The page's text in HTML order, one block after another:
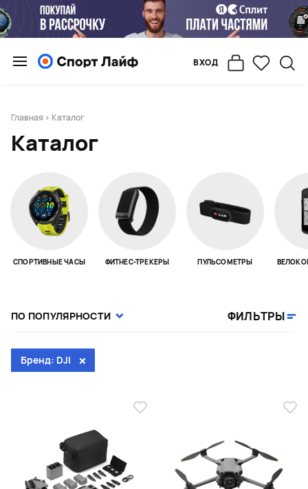
ВХОД
Главная > Каталог
Каталог
СПОРТИВНЫЕ ЧАСЫ ФИТНЕС-ТРЕКЕРЫ ПУЛЬСОМЕТРЫ
ПО ПОПУЛЯРНОСТИ ФИЛЬТРЫ
Бренд: DJI